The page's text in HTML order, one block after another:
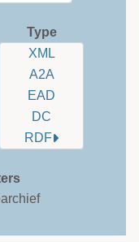
Type
XML
A2A
EAD
DC
RDF